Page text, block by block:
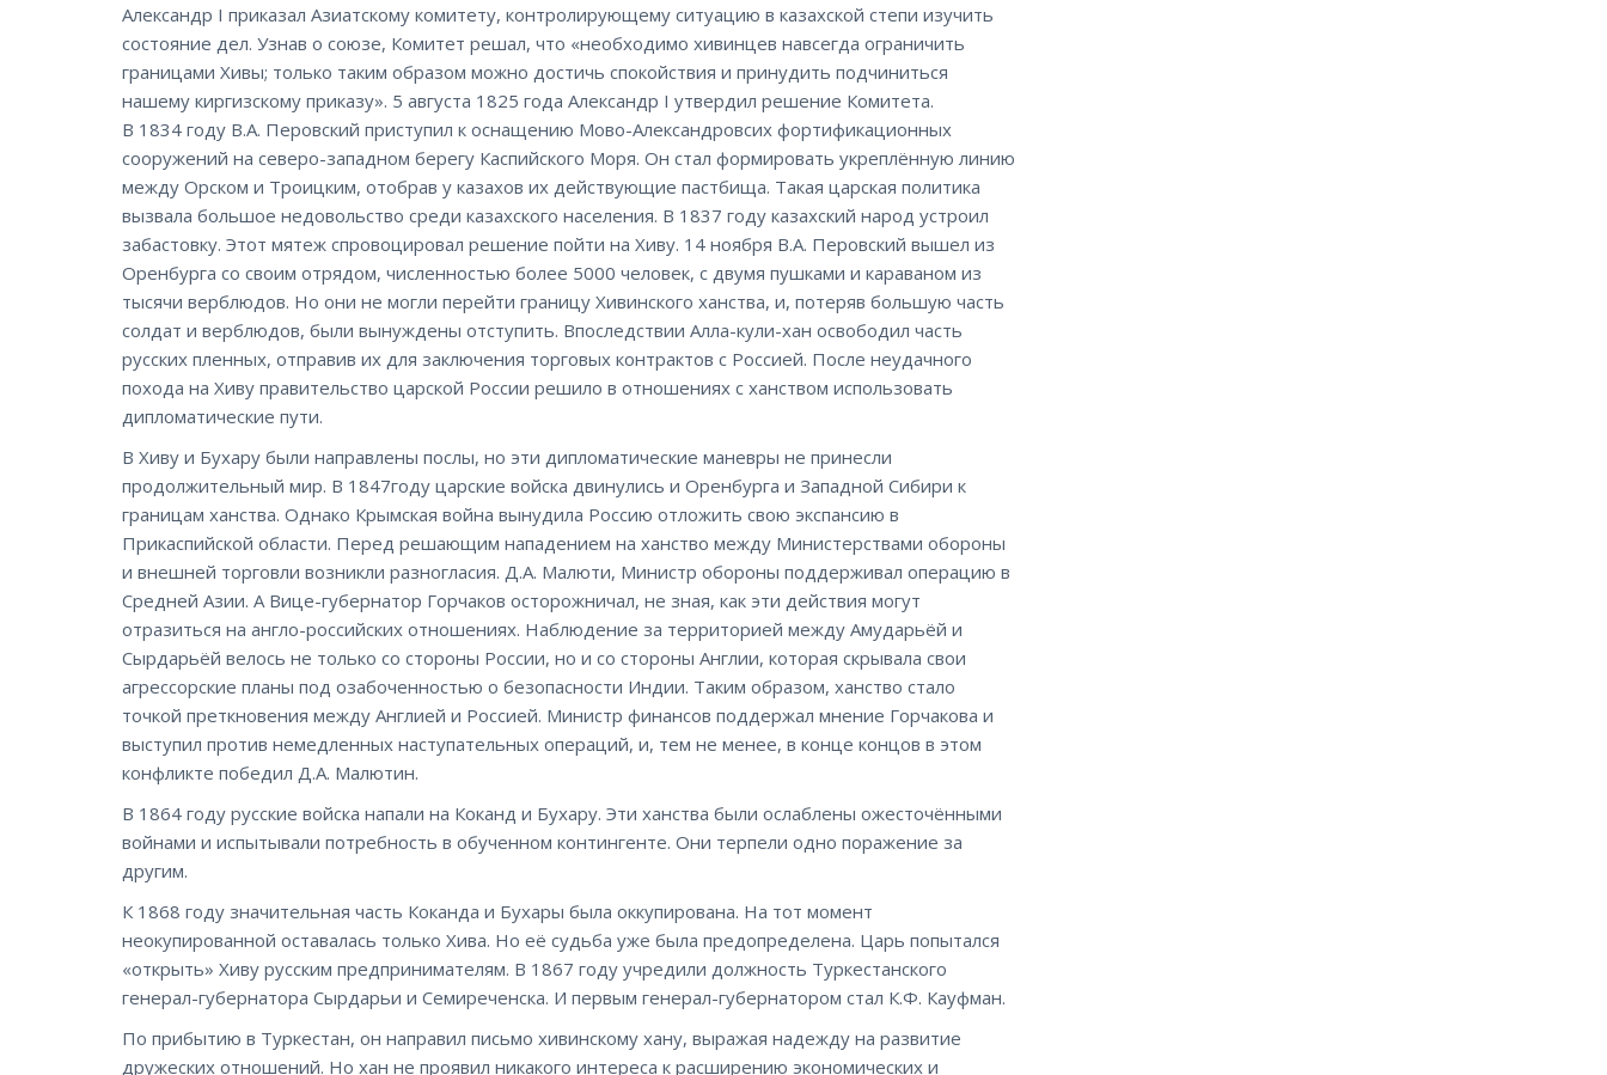
Александр I приказал Азиатскому комитету, контролирующему ситуацию в казахской степи изучить
состояние дел. Узнав о союзе, Комитет решал, что «необходимо хивинцев навсегда ограничить
границами Хивы; только таким образом можно достичь спокойствия и принудить подчиниться
нашему киргизскому приказу». 5 августа 1825 года Александр I утвердил решение Комитета.
В 1834 году В.A. Перовский приступил к оснащению Мово-Александровсих фортификационных
сооружений на северо-западном берегу Каспийского Моря. Он стал формировать укреплённую линию
между Орском и Троицким, отобрав у казахов их действующие пастбища. Такая царская политика
вызвала большое недовольство среди казахского населения. В 1837 году казахский народ устроил
забастовку. Этот мятеж спровоцировал решение пойти на Хиву. 14 ноября В.А. Перовский вышел из
Оренбурга со своим отрядом, численностью более 5000 человек, с двумя пушками и караваном из
тысячи верблюдов. Но они не могли перейти границу Хивинского ханства, и, потеряв большую часть
солдат и верблюдов, были вынуждены отступить. Впоследствии Алла-кули-хан освободил часть
русских пленных, отправив их для заключения торговых контрактов с Россией. После неудачного
похода на Хиву правительство царской России решило в отношениях с ханством использовать
дипломатические пути.
В Хиву и Бухару были направлены послы, но эти дипломатические маневры не принесли
продолжительный мир. В 1847году царские войска двинулись и Оренбурга и Западной Сибири к
границам ханства. Однако Крымская война вынудила Россию отложить свою экспансию в
Прикаспийской области. Перед решающим нападением на ханство между Министерствами обороны
и внешней торговли возникли разногласия. Д.А. Малюти, Министр обороны поддерживал операцию в
Средней Азии. А Вице-губернатор Горчаков осторожничал, не зная, как эти действия могут
отразиться на англо-российских отношениях. Наблюдение за территорией между Амударьёй и
Сырдарьёй велось не только со стороны России, но и со стороны Англии, которая скрывала свои
агрессорские планы под озабоченностью о безопасности Индии. Таким образом, ханство стало
точкой преткновения между Англией и Россией. Министр финансов поддержал мнение Горчакова и
выступил против немедленных наступательных операций, и, тем не менее, в конце концов в этом
конфликте победил Д.А. Малютин.
В 1864 году русские войска напали на Коканд и Бухару. Эти ханства были ослаблены ожесточёнными
войнами и испытывали потребность в обученном контингенте. Они терпели одно поражение за
другим.
К 1868 году значительная часть Коканда и Бухары была оккупирована. На тот момент
неокупированной оставалась только Хива. Но её судьба уже была предопределена. Царь попытался
«открыть» Хиву русским предпринимателям. В 1867 году учредили должность Туркестанского
генерал-губернатора Сырдарьи и Семиреченска. И первым генерал-губернатором стал К.Ф. Кауфман.
По прибытию в Туркестан, он направил письмо хивинскому хану, выражая надежду на развитие
дружеских отношений. Но хан не проявил никакого интереса к расширению экономических и